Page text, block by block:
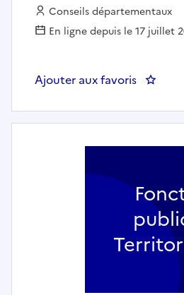
Employeur :
Conseils départementaux
En ligne depuis le 17 juillet
Ajouter aux favoris :